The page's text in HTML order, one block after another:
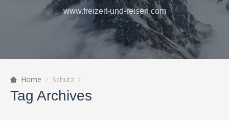
www.freizeit-und-reisen.com
Home Schutz
Tag Archives